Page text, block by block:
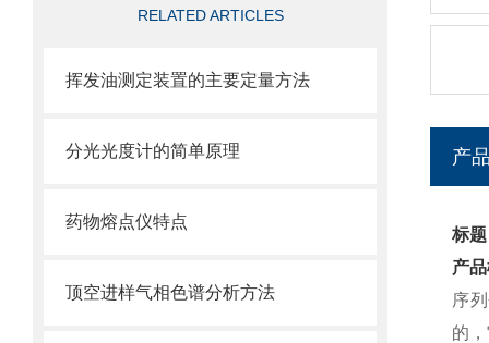
RELATED ARTICLES
挥发油测定装置的主要定量方法
分光光度计的简单原理
药物熔点仪特点
顶空进样气相色谱分析方法
产
标
产
序
的